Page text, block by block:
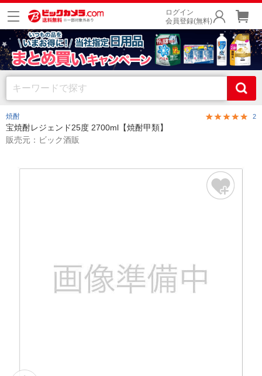
ログイン
会員登録(無料)
焼酎 2
宝焼酎レジェンド25度 2700ml【焼酎甲類】
販売元：ビック酒販